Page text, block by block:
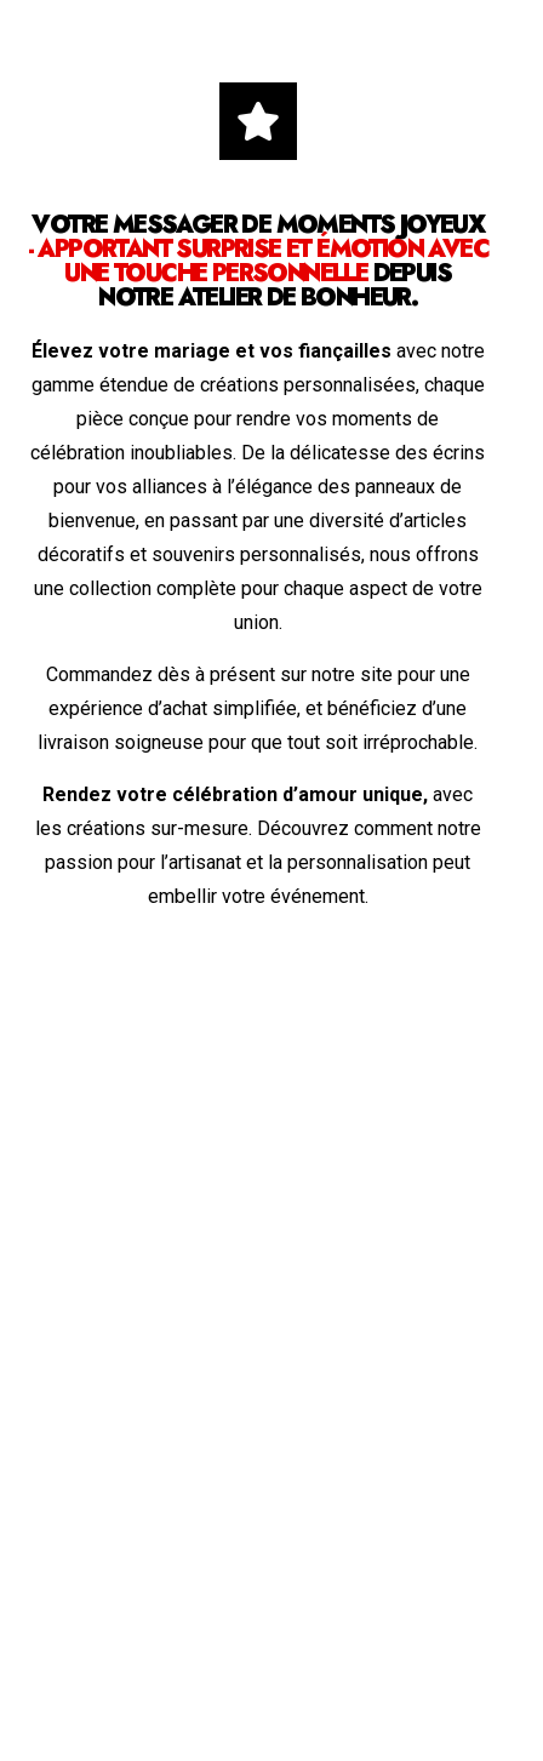
VOTRE MESSAGER DE MOMENTS JOYEUX
- APPORTANT SURPRISE ET ÉMOTION AVEC
UNE TOUCHE PERSONNELLEDEPUIS
NOTRE ATELIER DE BONHEUR.
Élevez votre mariage et vos fiançailles avec notre
gamme étendue de créations personnalisées, chaque
pièce conçue pour rendre vos moments de
célébration inoubliables. De la délicatesse des écrins
pour vos alliances à l’élégance des panneaux de
bienvenue, en passant par une diversité d’articles
décoratifs et souvenirs personnalisés, nous offrons
une collection complète pour chaque aspect de votre
union.
Commandez dès à présent sur notre site pour une
expérience d’achat simplifiée, et bénéficiez d’une
livraison soigneuse pour que tout soit irréprochable.
Rendez votre célébration d’amour unique, avec
les créations sur-mesure. Découvrez comment notre
passion pour l’artisanat et la personnalisation peut
embellir votre événement.